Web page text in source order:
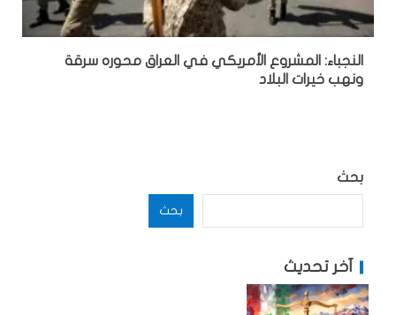
النجباء: المشروع الأمريكي في العراق محوره سرقة
ونهب خيرات البلاد
بحث
بحث
آخر تحديث